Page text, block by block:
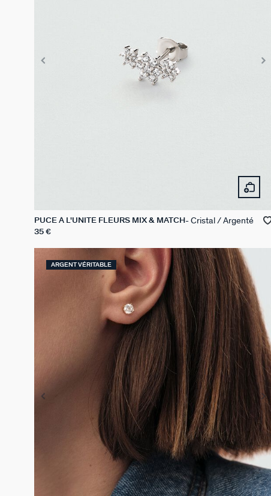
PUCE À L'UNITÉ FLEURS MIX & MATCH Cristal / Argenté
35 €
ARGENT VÉRITABLE